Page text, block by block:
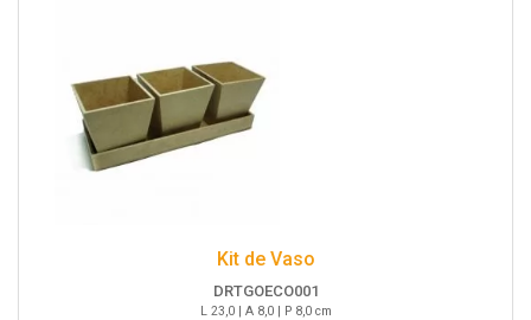
Kit de Vaso
DRTGOECO001
L 23,0 | A 8,0 | P 8,0 cm